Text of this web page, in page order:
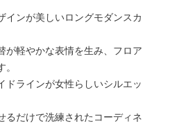
インが美しいロングモダンスカ
が軽やかな表情を生み、フロア
ドラインが女性らしいシルエッ
るだけで洗練されたコーディネ